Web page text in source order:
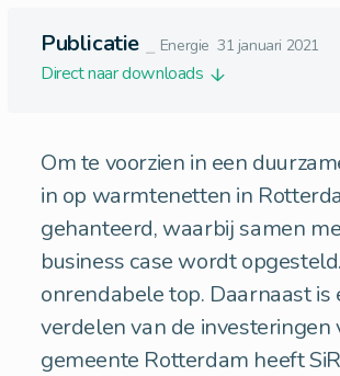
Publicatie Energie 31 januari 2021
Direct naar downloads
Om te voorzien in een
in op warmtenetten in
gehanteerd, waarbij samen
business case wordt
onrendabele top. Daarnaast
verdelen van de
gemeente Rotterdam heeft